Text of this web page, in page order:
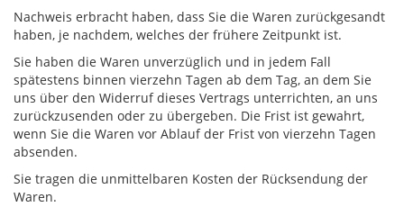
Nachweis erbracht haben, dass Sie die Waren zurückgesandt
haben, je nachdem, welches der frühere Zeitpunkt ist.
Sie haben die Waren unverzüglich und in jedem Fall
spätestens binnen vierzehn Tagen ab dem Tag, an dem Sie
uns über den Widerruf dieses Vertrags unterrichten, an uns
zurückzusenden oder zu übergeben. Die Frist ist gewahrt,
wenn Sie die Waren vor Ablauf der Frist von vierzehn Tagen
absenden.
Sie tragen die unmittelbaren Kosten der Rücksendung der
Waren.